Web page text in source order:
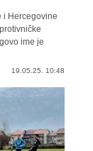
i Hercegovine
ime je
19.05.25. 10:48